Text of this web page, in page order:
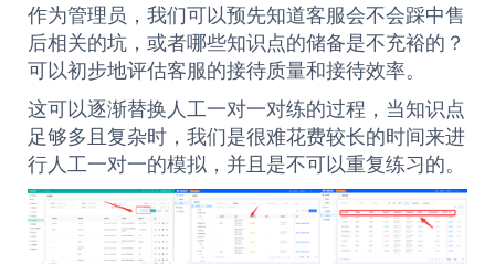
作为管理员，我们可以预先知道客服会不会踩中售
后相关的坑，或者哪些知识点的储备是不充裕的？
可以初步地评估客服的接待质量和接待效率。
这可以逐渐替换人工一对一对练的过程，当知识点
足够多且复杂时，我们是很难花费较长的时间来进
行人工一对一的模拟，并且是不可以重复练习的。